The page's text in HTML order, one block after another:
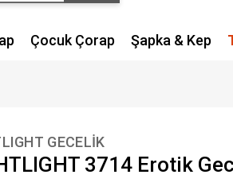
Çocuk Çorap Şapka & Kep
GECELİK
3714 Erotik